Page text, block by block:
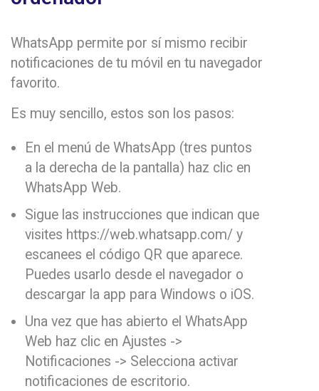
WhatsApp permite por sí mismo recibir
notificaciones de tu móvil en tu navegador
favorito.
Es muy sencillo, estos son los pasos:
En el menú de WhatsApp (tres puntos
a la derecha de la pantalla) haz clic en
WhatsApp Web.
Sigue las instrucciones que indican que
visites https://web.whatsapp.com/ y
escanees el código QR que aparece.
Puedes usarlo desde el navegador o
descargar la app para Windows o iOS.
Una vez que has abierto el WhatsApp
Web haz clic en Ajustes ->
Notificaciones -> Selecciona activar
notificaciones de escritorio.